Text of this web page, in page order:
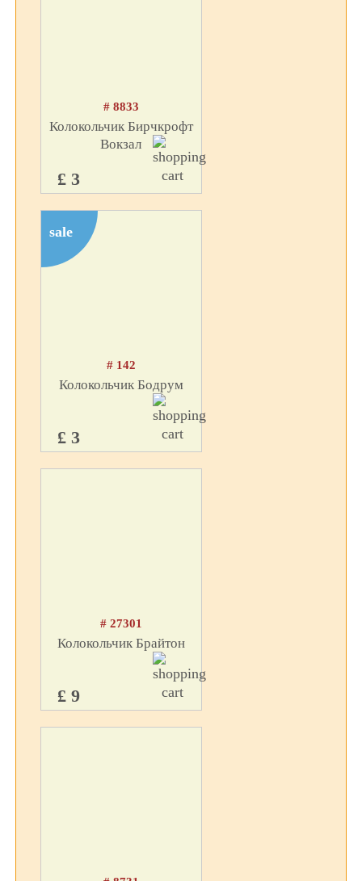
# 8833
Колокольчик Бирчкрофт
Вокзал
£ 3
sale
# 142
Колокольчик Бодрум
£ 3
# 27301
Колокольчик Брайтон
£ 9